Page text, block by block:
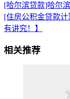
[哈尔滨贷款]哈尔
[住房公积金贷款
有讲究！】
相关推荐